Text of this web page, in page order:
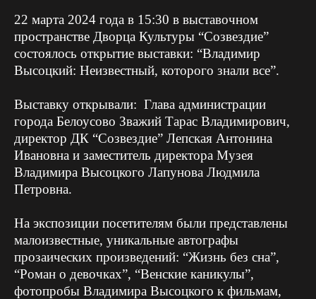
22 марта 2024 года в 15:30 в выставочном
пространстве Дворца Культуры “Созвездие”
состоялось открытие выставки: “Владимир
Высоцкий: Неизвестный, которого знали все”.
Выставку открывали: Глава администрации
города Белоусово Зважий Тарас Владимирович,
директор ДК “Созвездие” Лепская Антонина
Ивановна и заместитель директора Музея
Владимира Высоцкого Лапунова Людмила
Петровна.
На экспозиции посетителям были представлены
малоизвестные, уникальные автографы
прозаических произведений: “Жизнь без сна”,
“Роман о девочках”, “Венские каникулы”,
фотопробы Владимира Высоцкого к фильмам,